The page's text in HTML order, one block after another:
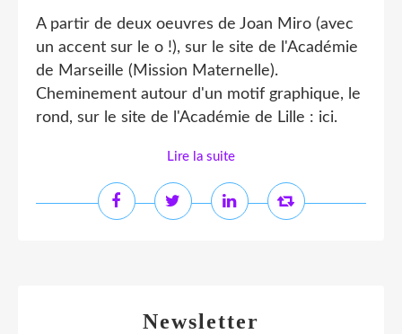
A partir de deux oeuvres de Joan Miro (avec
un accent sur le o !), sur le site de l'Académie
de Marseille (Mission Maternelle).
Cheminement autour d'un motif graphique, le
rond, sur le site de l'Académie de Lille : ici.
Lire la suite
Newsletter